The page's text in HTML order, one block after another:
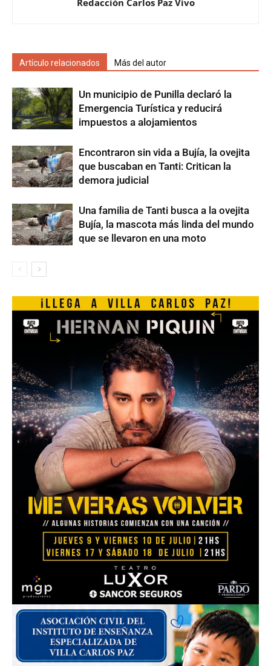
Redacción Carlos Paz Vivo
Artículo relacionados Más del autor
Un municipio de Punilla declaró la
Emergencia Turística y reducirá
impuestos a alojamientos
Encontraron sin vida a Bujía, la ovejita
que buscaban en Tanti: Critican la
demora judicial
Una familia de Tanti busca a la ovejita
Bujía, la mascota más linda del mundo
que se llevaron en una moto